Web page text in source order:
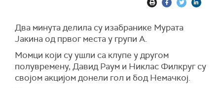
Два минута делила су изабранике Мурата
Јакина од првог места у групи А.
Момци који су ушли са клупе у другом
полувремену, Давид Раум и Никлас Филкруг су
својом акцијом донели гол и бод Немачкој.